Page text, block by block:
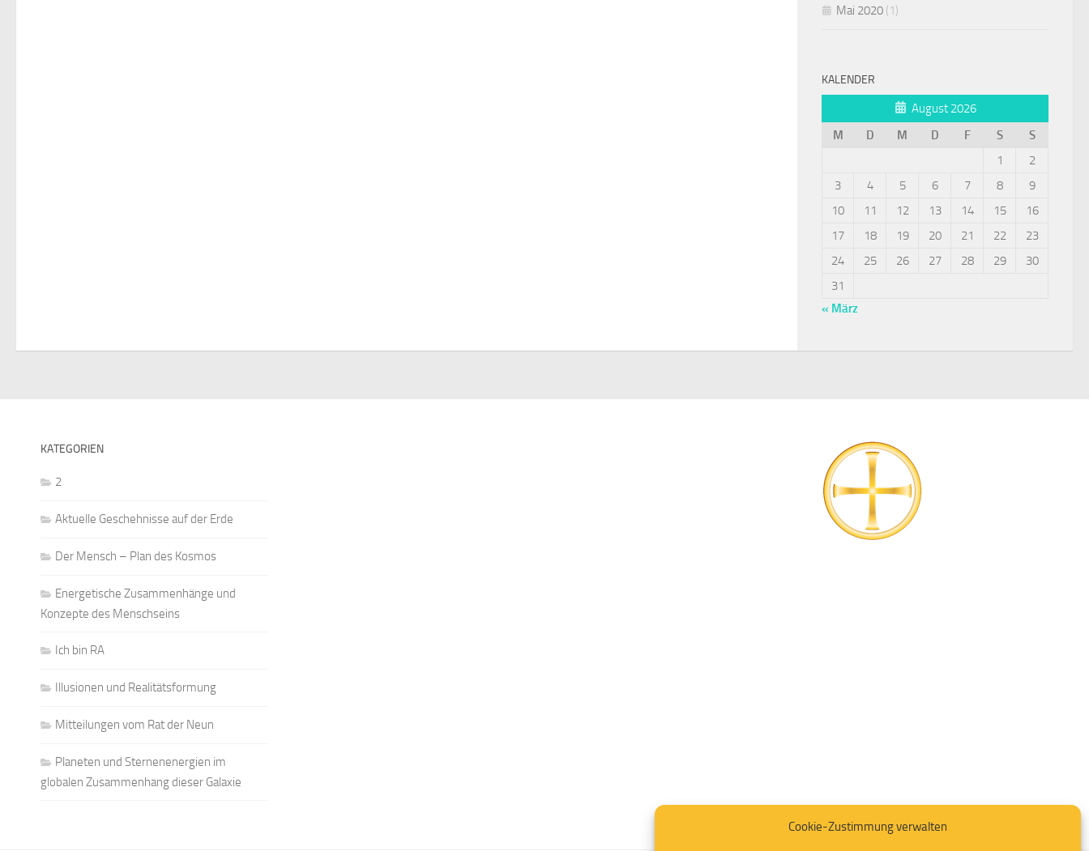
Cookie-Zustimmung verwalten
Mai 2020 (1)
KALENDER
August 2026
M
D M D F S
S
1
2
3
4 5 6 7 8
9
10
11 12 13 14 15
16
17
18 19 20 21 22
23
24
25 26 27 28 29
30
31
« März
KATEGORIEN
2
Aktuelle Geschehnisse auf der Erde
Der Mensch – Plan des Kosmos
Energetische Zusammenhänge und
Konzepte des Menschseins
Ich bin RA
Illusionen und Realitätsformung
Mitteilungen vom Rat der Neun
Planeten und Sternenenergien im
globalen Zusammenhang dieser Galaxie